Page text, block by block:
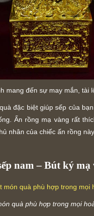
mang đến sự may mắn, tài
đặc biệt giúp sếp của
Ấn rồng mạ vàng rất
nhân của chiếc ấn rồng
nam – Bút ký mạ
quà phù hợp trong mọi